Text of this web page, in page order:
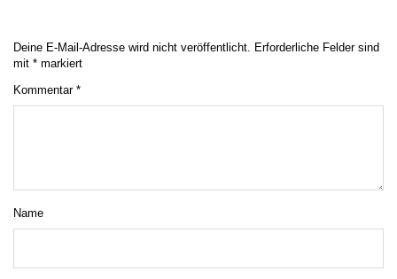
Deine E-Mail-Adresse wird nicht veröffentlicht. Erforderliche Felder sind
mit * markiert
Kommentar *
Name